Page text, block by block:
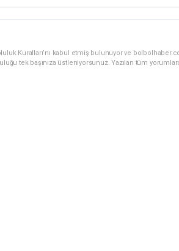
Kuralları’nı kabul etmiş bulunuyor ve
tek başınıza üstleniyorsunuz. Yazılan tüm